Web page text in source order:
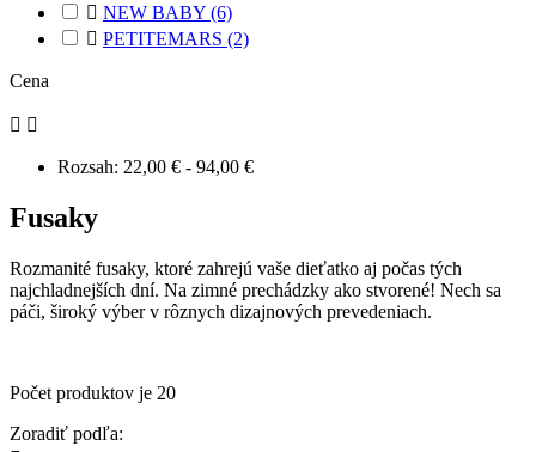
 NEW BABY (6)
 PETITEMARS (2)
Cena
 
Rozsah: 22,00 € - 94,00 €
Fusaky
Rozmanité fusaky, ktoré zahrejú vaše dieťatko aj počas tých
najchladnejších dní. Na zimné prechádzky ako stvorené! Nech sa
páči, široký výber v rôznych dizajnových prevedeniach.
Počet produktov je 20
Zoradiť podľa: